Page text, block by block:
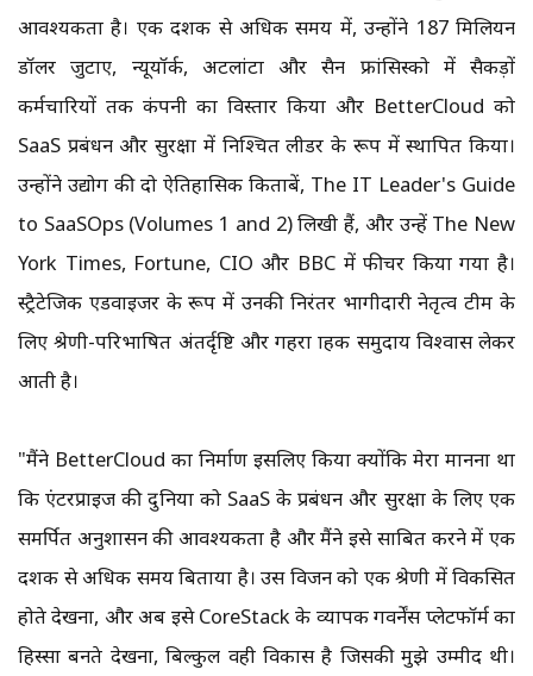
आवश्यकता है। एक दशक से अधिक समय में, उन्होंने 187 मिलियन
डॉलर जुटाए, न्यूयॉर्क, अटलांटा और सैन फ्रांसिस्को में सैकड़ों
कर्मचारियों तक कंपनी का विस्तार किया और BetterCloud को
SaaS प्रबंधन और सुरक्षा में निश्चित लीडर के रूप में स्थापित किया।
उन्होंने उद्योग की दो ऐतिहासिक किताबें, The IT Leader's Guide
to SaaSOps (Volumes 1 and 2) लिखी हैं, और उन्हें The New
York Times, Fortune, CIO और BBC में फीचर किया गया है।
स्ट्रैटेजिक एडवाइजर के रूप में उनकी निरंतर भागीदारी नेतृत्व टीम के
लिए श्रेणी-परिभाषित अंतर्दृष्टि और गहरा ग्राहक समुदाय विश्वास लेकर
आती है।
"मैंने BetterCloud का निर्माण इसलिए किया क्योंकि मेरा मानना था
कि एंटरप्राइज की दुनिया को SaaS के प्रबंधन और सुरक्षा के लिए एक
समर्पित अनुशासन की आवश्यकता है और मैंने इसे साबित करने में एक
दशक से अधिक समय बिताया है। उस विजन को एक श्रेणी में विकसित
होते देखना, और अब इसे CoreStack के व्यापक गवर्नेंस प्लेटफॉर्म का
हिस्सा बनते देखना, बिल्कुल वही विकास है जिसकी मुझे उम्मीद थी।